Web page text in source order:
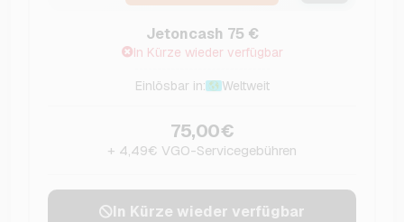
Jetoncash 75 €
In Kürze wieder verfügbar
Einlösbar in: Weltweit
75,00€
+ 4,49€ VGO-Servicegebühren
In Kürze wieder verfügbar